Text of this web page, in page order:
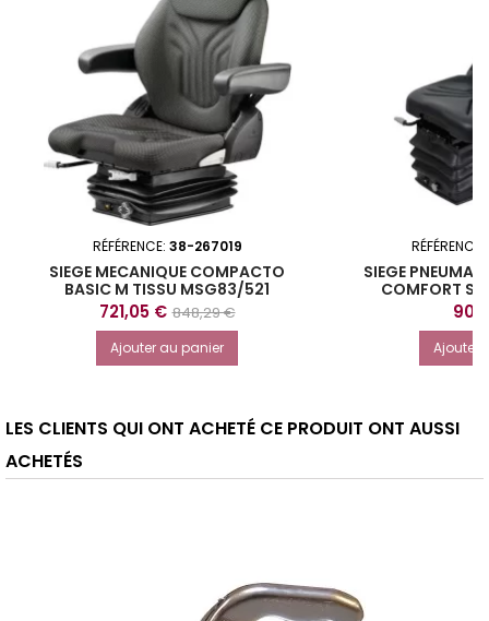
RÉFÉRENCE: 38-267019
SIEGE MECANIQUE COMPACTO
BASIC M TISSU MSG83/521
GRAMMER
Prix
721,05 € Prix
base
848,29 €
Ajouter au panier
RÉFÉRENCE:
SIEGE
COMFORT S
Prix
Ajouter
LES CLIENTS QUI ONT ACHETÉ CE PRODUIT ONT AUSSI
ACHETÉS